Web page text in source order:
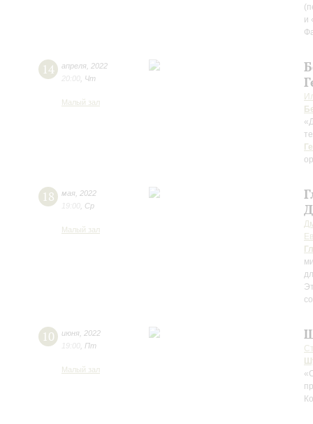
и
14 апреля 2022
20:00 Чт
Малый зал
18 мая 2022
19:00 Ср
Малый зал
10 июня 2022
19:00 Пт
Малый зал